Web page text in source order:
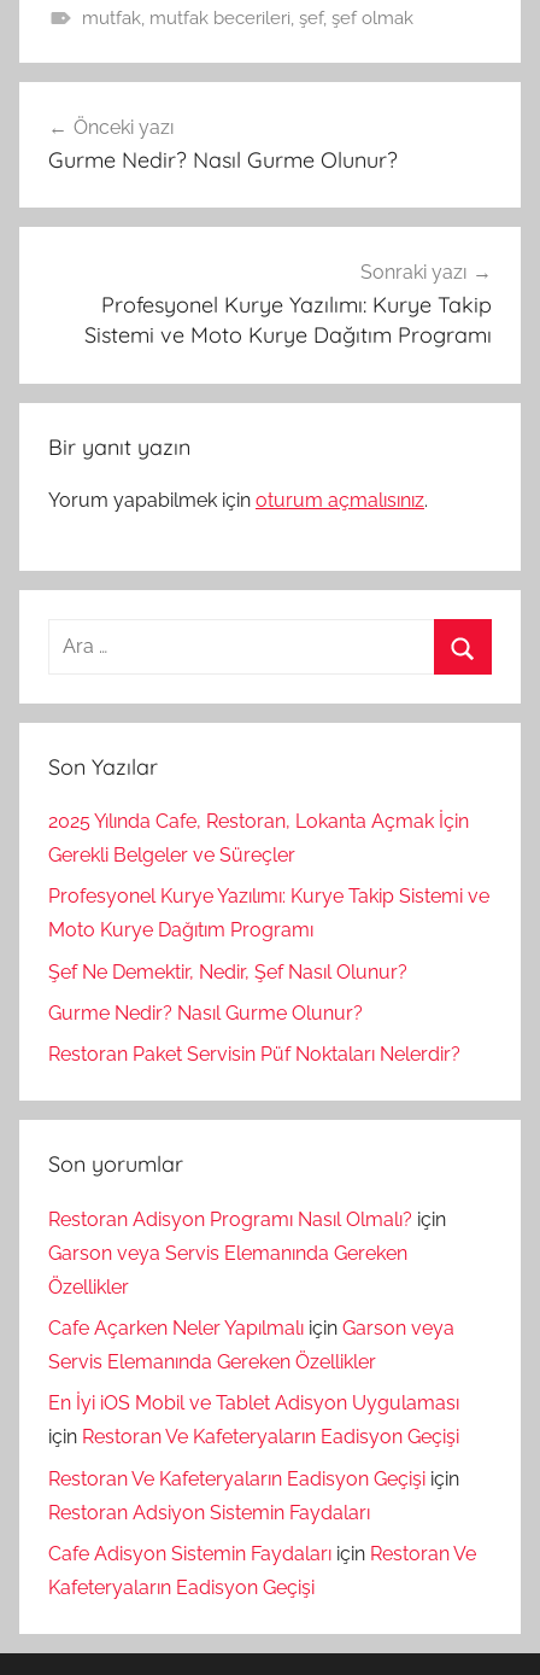
mutfak, mutfak becerileri şef, şef olmak
gezinmesi
Önceki yazı
Gurme Nedir? Nasıl Gurme Olunur?
Sonraki yazı
Profesyonel Kurye Yazılımı: Kurye Takip
Sistemi ve Moto Kurye Dağıtım Programı
Bir yanıt yazın
Yorum yapabilmek için oturum açmalısınız.
Arama:
Son Yazılar
2025 Yılında Cafe, Restoran, Lokanta Açmak İçin
Gerekli Belgeler ve Süreçler
Profesyonel Kurye Yazılımı: Kurye Takip Sistemi ve
Moto Kurye Dağıtım Programı
Şef Ne Demektir, Nedir, Şef Nasıl Olunur?
Gurme Nedir? Nasıl Gurme Olunur?
Restoran Paket Servisin Püf Noktaları Nelerdir?
Son yorumlar
Restoran Adisyon Programı Nasıl Olmalı? için
Garson veya Servis Elemanında Gereken
Özellikler
Cafe Açarken Neler Yapılmalı için Garson veya
Servis Elemanında Gereken Özellikler
En İyi iOS Mobil ve Tablet Adisyon Uygulaması
için Restoran Ve Kafeteryaların Eadisyon Geçişi
Restoran Ve Kafeteryaların Eadisyon Geçişi için
Restoran Adsiyon Sistemin Faydaları
Cafe Adisyon Sistemin Faydaları için Restoran Ve
Kafeteryaların Eadisyon Geçişi